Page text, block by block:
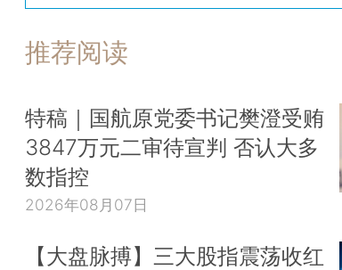
推荐阅读
特稿｜国航原党委书记樊澄受贿
3847万元二审待宣判 否认大多
数指控
2026年08月07日
【大盘脉搏】三大股指震荡收红